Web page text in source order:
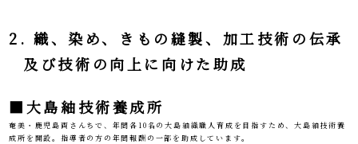
2. 織、染め、きもの縫製、加工技術の伝承
及び技術の向上に向けた助成
■大島紬技術養成所
奄美・鹿児島両さんちで、年間各10名の大島紬織職人育成を目指すため、大島紬技術養
成所を開設。指導者の方の年間報酬の一部を助成しています。